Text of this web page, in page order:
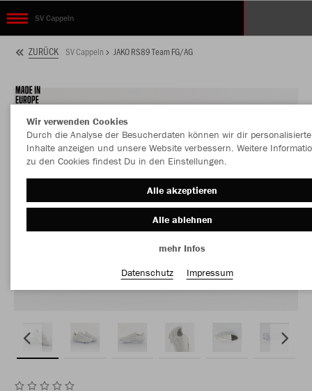
SV Cappeln
ZURÜCK SV Cappeln JAKO RS89 Team FG/AG
Wir verwenden Cookies
Durch die Analyse der Besucherdaten können wir dir personalisierte
Inhalte anzeigen und unsere Website verbessern. Weitere
zu den Cookies findest Du in den Einstellungen.
Alle akzeptieren
Alle ablehnen
mehr Infos
Datenschutz
Impressum